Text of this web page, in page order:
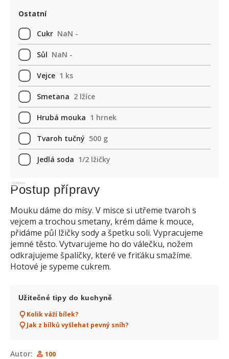
Ostatní
Cukr NaN -
Sůl NaN -
Vejce 1 ks
Smetana 2 lžíce
Hrubá mouka 1 hrnek
Tvaroh tučný 500 g
Jedlá soda 1/2 lžičky
Reklama
Postup přípravy
Mouku dáme do mísy. V misce si utřeme tvaroh s
vejcem a trochou smetany, krém dáme k mouce,
přidáme půl lžičky sody a špetku soli. Vypracujeme
jemné těsto. Vytvarujeme ho do válečku, nožem
odkrajujeme špalíčky, které ve friťáku smažíme.
Hotové je sypeme cukrem.
Užitečné tipy do kuchyně
Kolik váží bílek?
Jak z bílků vyšlehat pevný sníh?
Autor: 100